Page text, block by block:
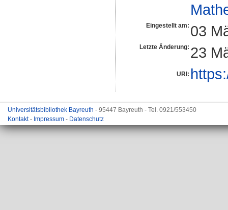
Eingestellt am: 03
Letzte Änderung: 23
URI:
Universitätsbibliothek Bayreuth - 95447 Bayreuth - Tel. 0921/553450
Kontakt- Impressum - Datenschutz